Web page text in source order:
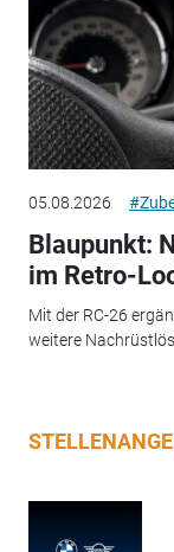
05.08.2026
Blaupunkt:
im Retro-
Mit der RC-26
weitere